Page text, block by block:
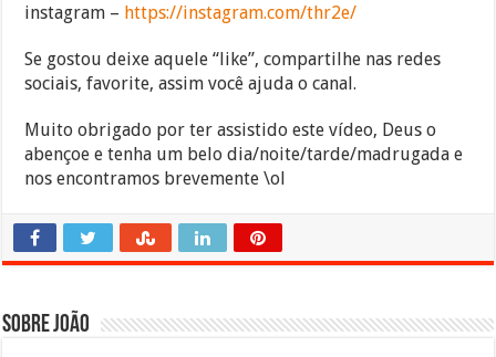
instagram – https://instagram.com/thr2e/
Se gostou deixe aquele “like”, compartilhe nas redes
sociais, favorite, assim você ajuda o canal.
Muito obrigado por ter assistido este vídeo, Deus o
abençoe e tenha um belo dia/noite/tarde/madrugada e
nos encontramos brevemente \ol
Sobre João